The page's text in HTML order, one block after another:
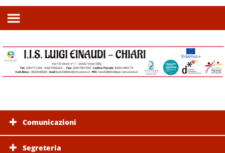
Comunicazioni
Segreteria